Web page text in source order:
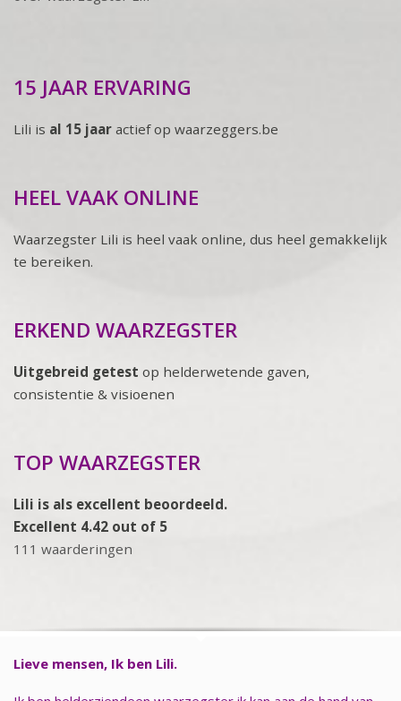
15 JAAR ERVARING
Lili is al 15 jaar actief op waarzeggers.be
HEEL VAAK ONLINE
Waarzegster Lili is heel vaak online, dus heel gemakkelijk
te bereiken.
ERKEND WAARZEGSTER
Uitgebreid getest op helderwetende gaven,
consistentie & visioenen
TOP WAARZEGSTER
Lili is als excellent beoordeeld.
Excellent 4.42 out of 5
111 waarderingen
Lieve mensen, Ik ben Lili.